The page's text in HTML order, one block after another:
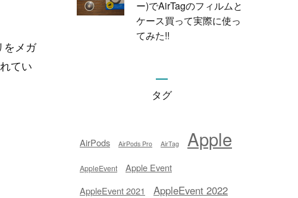
をメガ
てい
ー)でAirTagのフィルムと
ケース買って実際に使っ
てみた!!
タグ
AirPods AirPods Pro AirTag Apple
AppleEvent
Apple Event
AppleEvent 2021
AppleEvent 2022